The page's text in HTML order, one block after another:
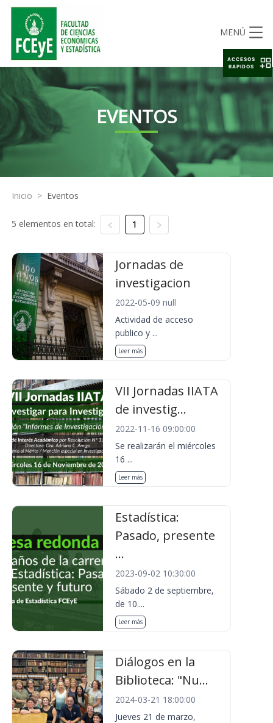
MENÚ
EVENTOS
Inicio > Eventos
5 elementos en total: 1
Jornadas de
investigacion
2022-05-09 null
Actividad de acceso
publico y ...
Leer más
VII Jornadas IIATA
de investig...
2022-11-16 09:00:00
Se realizarán el miércoles
16 ...
Leer más
Estadística:
Pasado, presente
...
2023-09-02 10:30:00
Sábado 2 de septiembre,
de 10....
Leer más
Diálogos en la
Biblioteca: "Nu...
2024-03-21 18:00:00
Jueves 21 de marzo,
ACCESOS
RAPIDOS